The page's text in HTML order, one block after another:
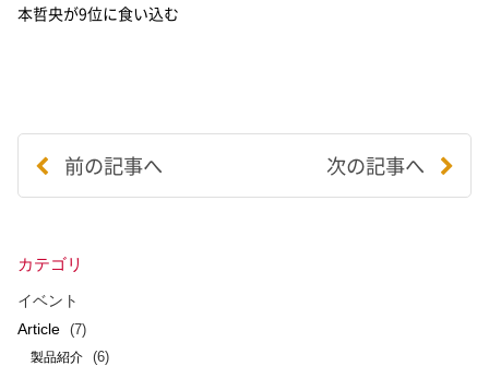
本哲央が9位に食い込む
前の記事へ 次の記事へ
カテゴリ
イベント
Article
(7)
製品紹介 (6)